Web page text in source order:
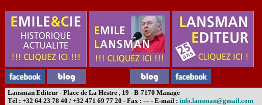
Lansman Editeur - Place de La Hestre , 19 - B-7170 Manage
Tél : +32 64 23 78 40 / +32 471 69 77 20 - Fax : --- - E-mail : info.lansman@gmail.com